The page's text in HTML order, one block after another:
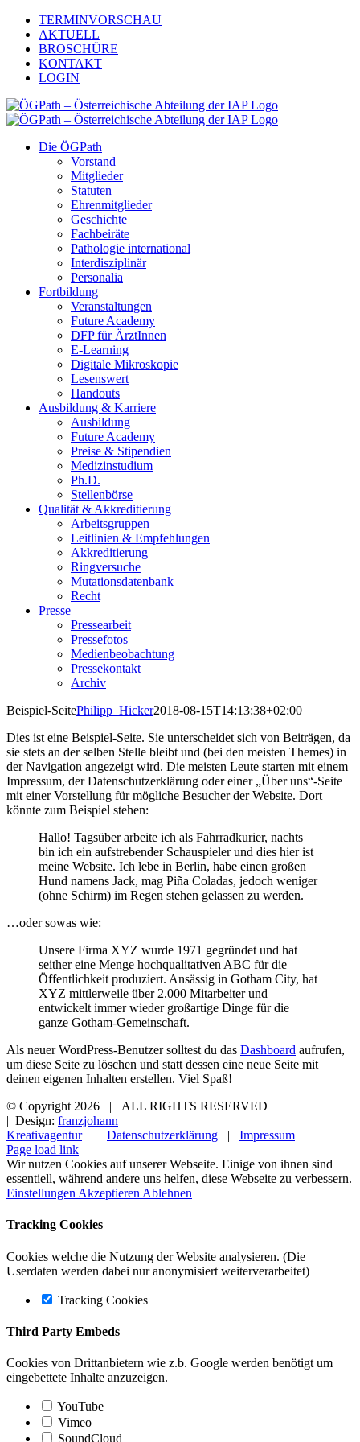
Zum
Inhalt
springen
TERMINVORSCHAU
AKTUELL
BROSCHÜRE
KONTAKT
LOGIN
Die ÖGPath
Vorstand
Mitglieder
Statuten
Ehrenmitglieder
Geschichte
Fachbeiräte
Pathologie international
Interdisziplinär
Personalia
Fortbildung
Veranstaltungen
Future Academy
DFP für ÄrztInnen
E-Learning
Digitale Mikroskopie
Lesenswert
Handouts
Ausbildung & Karriere
Ausbildung
Future Academy
Preise & Stipendien
Medizinstudium
Ph.D.
Stellenbörse
Qualität & Akkreditierung
Arbeitsgruppen
Leitlinien & Empfehlungen
Akkreditierung
Ringversuche
Mutationsdatenbank
Recht
Presse
Pressearbeit
Pressefotos
Medienbeobachtung
Pressekontakt
Archiv
Beispiel-SeitePhilipp_Hicker2018-08-15T14:13:38+02:00
Dies ist eine Beispiel-Seite. Sie unterscheidet sich von Beiträgen, da
sie stets an der selben Stelle bleibt und (bei den meisten Themes) in
der Navigation angezeigt wird. Die meisten Leute starten mit einem
Impressum, der Datenschutzerklärung oder einer „Über uns“-Seite
mit einer Vorstellung für mögliche Besucher der Website. Dort
könnte zum Beispiel stehen:
Hallo! Tagsüber arbeite ich als Fahrradkurier, nachts
bin ich ein aufstrebender Schauspieler und dies hier ist
meine Website. Ich lebe in Berlin, habe einen großen
Hund namens Jack, mag Piña Coladas, jedoch weniger
(ohne Schirm) im Regen stehen gelassen zu werden.
…oder sowas wie:
Unsere Firma XYZ wurde 1971 gegründet und hat
seither eine Menge hochqualitativen ABC für die
Öffentlichkeit produziert. Ansässig in Gotham City, hat
XYZ mittlerweile über 2.000 Mitarbeiter und
entwickelt immer wieder großartige Dinge für die
ganze Gotham-Gemeinschaft.
Als neuer WordPress-Benutzer solltest du das Dashboard aufrufen,
um diese Seite zu löschen und statt dessen eine neue Seite mit
deinen eigenen Inhalten erstellen. Viel Spaß!
© Copyright 2026 | ALL RIGHTS RESERVED
| Design: franzjohann
Kreativagentur| Datenschutzerklärung | Impressum
Page load link
Wir nutzen Cookies auf unserer Webseite. Einige von ihnen sind
essentiell, während andere uns helfen, diese Webseite zu verbessern.
Einstellungen Akzeptieren Ablehnen
Tracking Cookies
Cookies welche die Nutzung der Website analysieren. (Die
Userdaten werden dabei nur anonymisiert weiterverarbeitet)
Tracking Cookies
Third Party Embeds
Cookies von Drittanbietern wie z.b. Google werden benötigt um
eingebettete Inhalte anzuzeigen.
YouTube
Vimeo
SoundCloud